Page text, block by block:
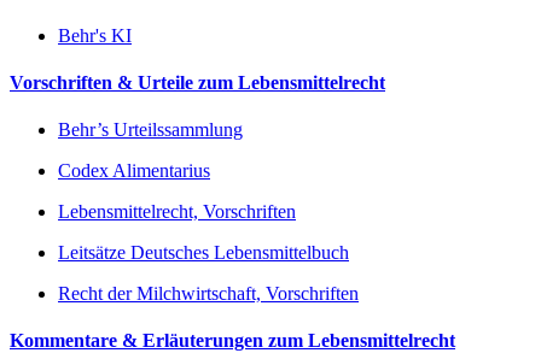
Behr's KI
Vorschriften & Urteile zum Lebensmittelrecht
Behr’s Urteilssammlung
Codex Alimentarius
Lebensmittelrecht, Vorschriften
Leitsätze Deutsches Lebensmittelbuch
Recht der Milchwirtschaft, Vorschriften
Kommentare & Erläuterungen zum Lebensmittelrecht